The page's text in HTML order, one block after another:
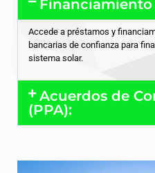
Financiamiento
Accede a préstamos y
bancarias de confianza para
sistema solar.
Acuerdos de
(PPA):